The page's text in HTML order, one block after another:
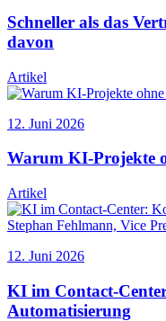
Schneller als das
davon
Artikel
12. Juni 2026
Warum KI-Projekte
Artikel
12. Juni 2026
KI im Contact-
Automatisierung